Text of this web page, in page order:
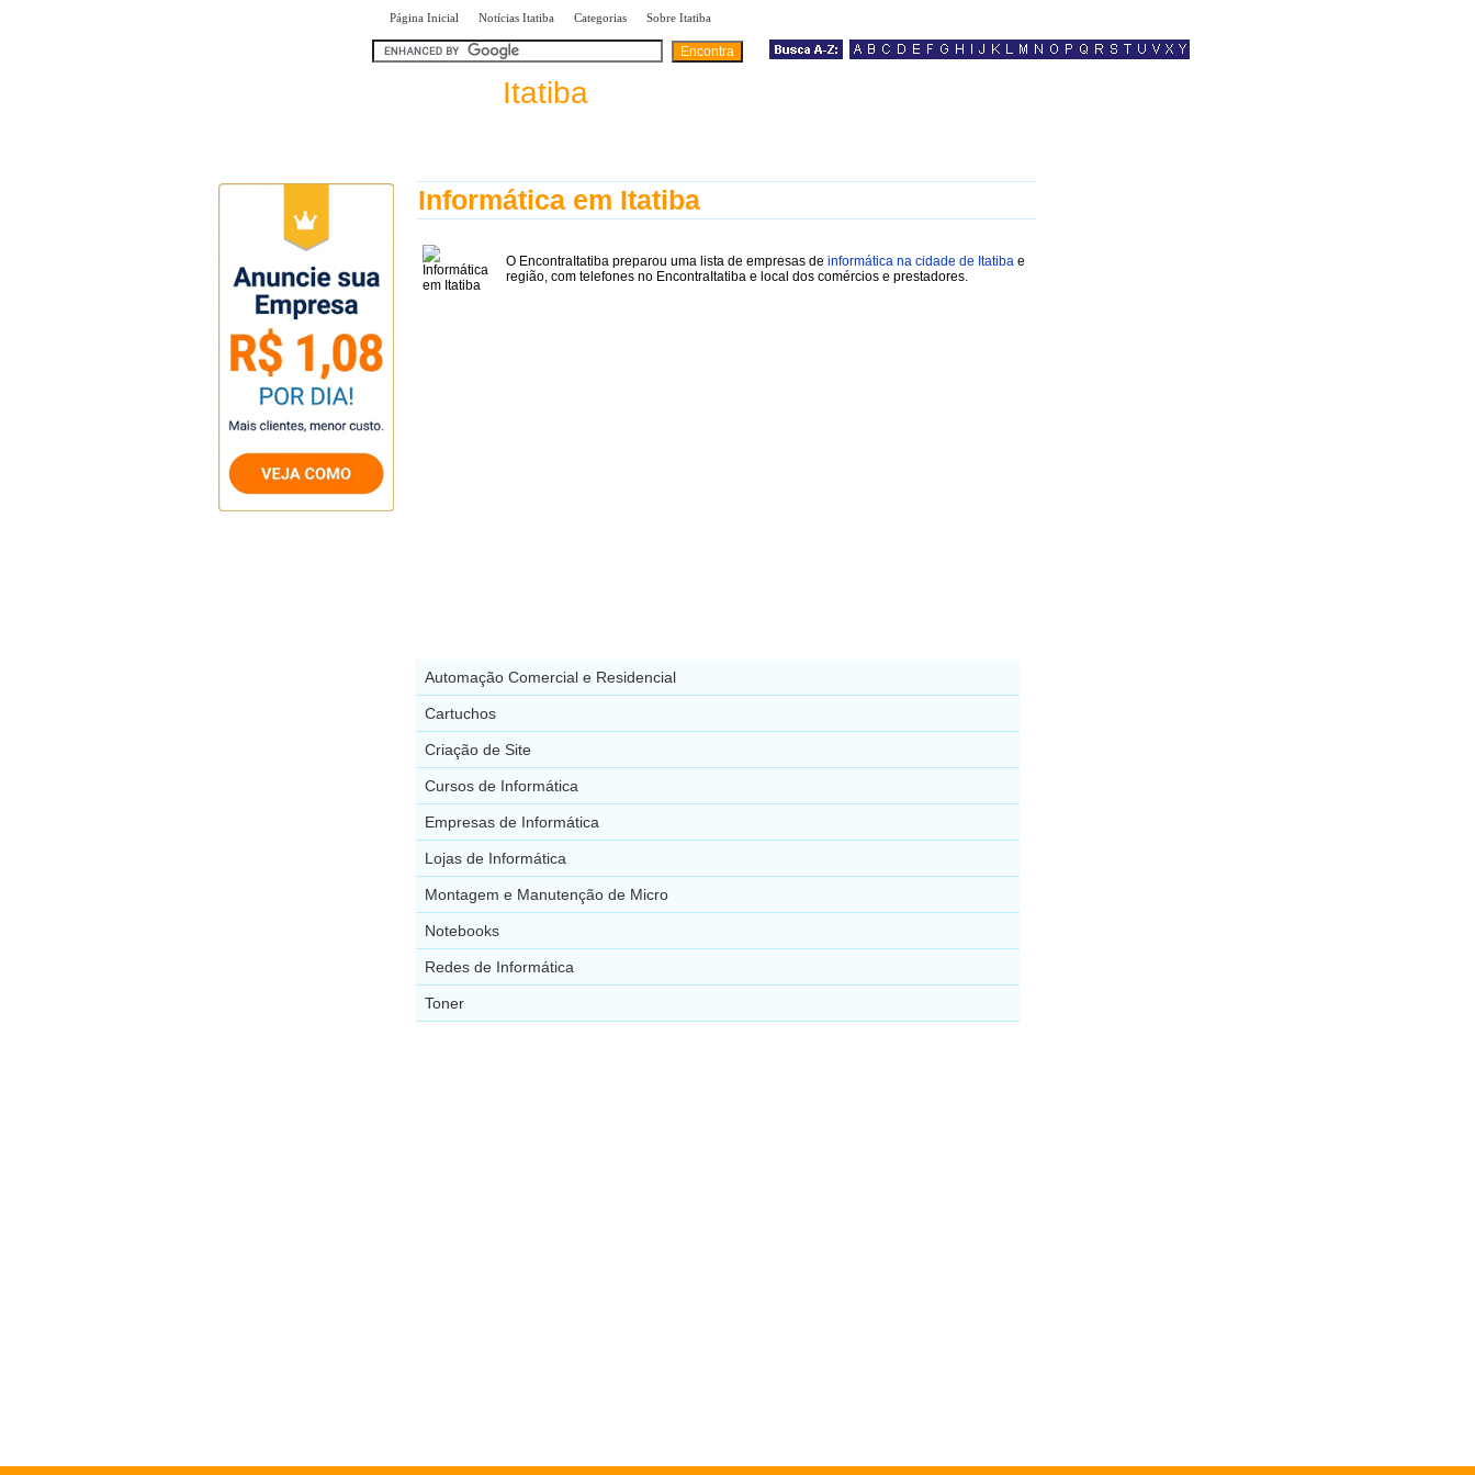
Página Inicial Notícias Itatiba Categorias Sobre Itatiba
Itatiba
Informática em Itatiba
O EncontraItatiba preparou uma lista de empresas de informática na cidade de Itatiba e
região, com telefones no EncontraItatiba e local dos comércios e prestadores.
Automação Comercial e Residencial
Cartuchos
Criação de Site
Cursos de Informática
Empresas de Informática
Lojas de Informática
Montagem e Manutenção de Micro
Notebooks
Redes de Informática
Toner